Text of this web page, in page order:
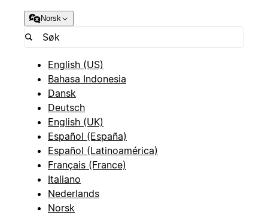
Norsk
English (US)
Bahasa Indonesia
Dansk
Deutsch
English (UK)
Español (España)
Español (Latinoamérica)
Français (France)
Italiano
Nederlands
Norsk